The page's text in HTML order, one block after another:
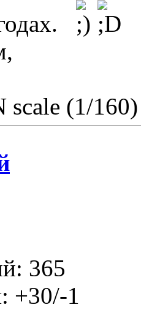
(1/
365
+30/-1